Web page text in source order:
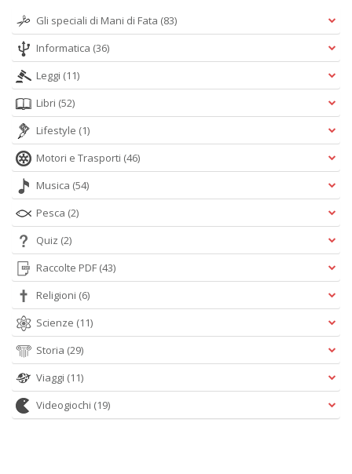
Gli speciali di Mani di Fata (83)
Informatica (36)
Leggi (11)
Libri (52)
Lifestyle (1)
Motori e Trasporti (46)
Musica (54)
Pesca (2)
Quiz (2)
Raccolte PDF (43)
Religioni (6)
Scienze (11)
Storia (29)
Viaggi (11)
Videogiochi (19)